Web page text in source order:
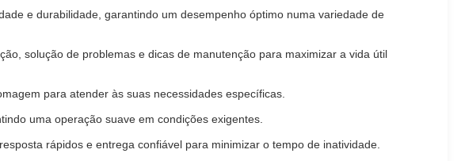
e durabilidade, garantindo um desempenho óptimo numa variedade de
solução de problemas e dicas de manutenção para maximizar a vida útil
para atender às suas necessidades específicas.
uma operação suave em condições exigentes.
rápidos e entrega confiável para minimizar o tempo de inatividade.